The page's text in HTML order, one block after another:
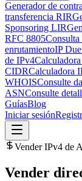
Generador de
transferencia RIR
Sponsoring LIR
RFC 8805
enrutamientoIP
de IPv4
CIDRCalculadora
WHOISConsulte
ASNConsulte
GuíasBlog
Iniciar sesión
Vender IPv4 de
Vender